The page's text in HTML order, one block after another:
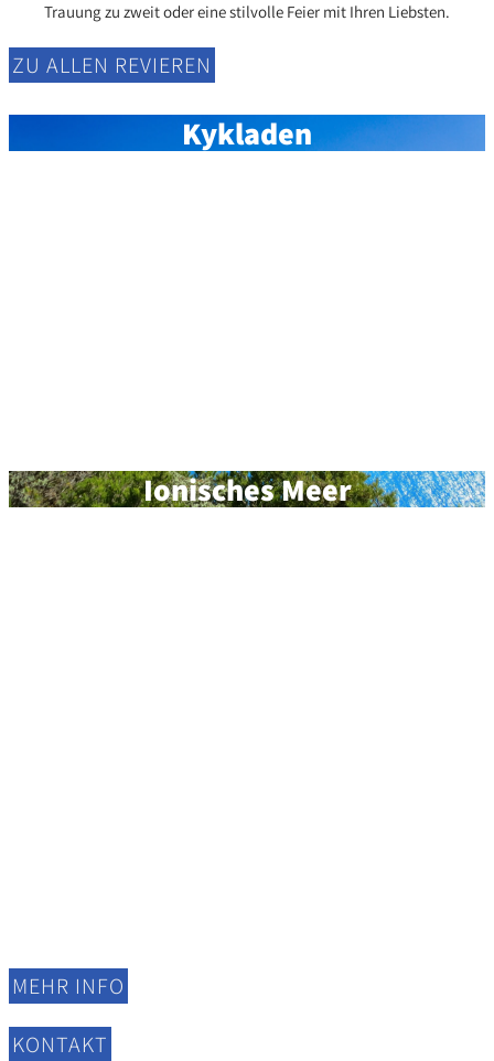
Trauung zu zweit oder eine stilvolle Feier mit Ihren Liebsten.
ZU ALLEN REVIEREN
Kykladen
Ionisches Meer
MEHR INFO
KONTAKT